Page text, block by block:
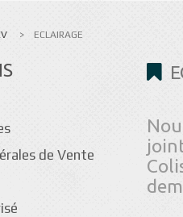
> ECLAIRAGE
de Vente